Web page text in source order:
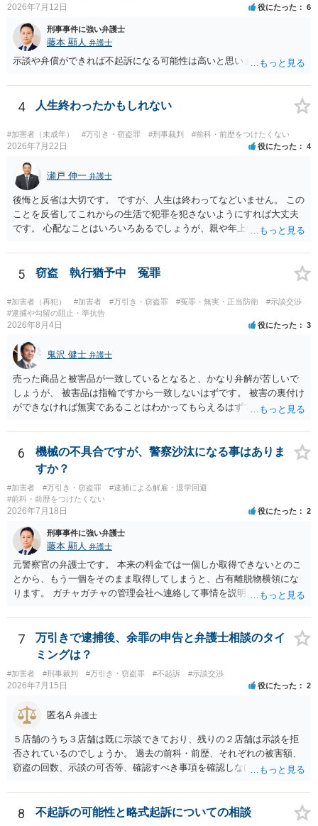
で、私見ですが、執行猶予判決を視野に入れることが可能な事案と思
われます。 上記、一つの意見として参考ください。
2026年7月12日 役にたった 6
刑事事件に強い弁護士
藤本 顯人 弁護士
示談や弁償ができれば不起訴になる可能性は高いと思います。
4 人生終わったかもしれない
#加害者（未成年） #万引き・窃盗罪 #刑事裁判 #前科・前歴をつけたくない
2026年7月22日 役にたった 4
瀬戸 伸一 弁護士
後悔と反省は大切です。 ですが、人生は終わってなどいません。 この
ことを反省してこれからの生活で犯罪を犯さないようにすれば大丈夫
です。 心配なことはいろいろあるでしょうが、親や年上の兄弟や信頼
す。
5 窃盗 執行猶予中 冤罪
#加害者（再犯） #加害者 #万引き・窃盗罪 #冤罪・無実・正当防衛
#示談交渉
#逮捕や勾留の阻止・準抗告
2026年8月4日 役にたった 3
鬼沢 健士 弁護士
売った商品と被害品が一致しているとなると、かなり弁解が苦しいで
しょうが、 被害品は指輪ですから一致しないはずです。 被害の裏付け
ができなければ無実であることはわかってもらえるはずです。
6
機械の不具合ですが、警察沙汰になる事はありま
すか？
#加害者 #万引き・窃盗罪
#逮捕による解雇・退学回避
#前科・前歴をつけたくない
2026年7月18日 役にたった 2
刑事事件に強い弁護士
藤本 顯人 弁護士
元警察官の弁護士です。 本来の料金では一個しか取得できないとのこ
とから、もう一個をそのまま取得してしまうと、占有離脱物横領にな
ります。 ガチャガチャの管理会社へ連絡して事情を説明して一個返還
あるいは管理会社がお金は不要かつ返還不要との申し出があれば取得
しても問題ありません。
7
万引きで逮捕後、余罪の申告と弁護士相談のタイ
ミングは？
#加害者 #刑事裁判 #万引き・窃盗罪 #不起訴 #示談交渉
2026年7月15日 役にたった 2
匿名A 弁護士
５店舗のうち３店舗は既に示談できており、残りの２店舗は示談を拒
否されているのでしょうか。 過去の前科・前歴、それぞれの被害額、
窃盗の回数、示談の可否等、確認すべき事項を確認しなければ刑罰の
いいと思います。
8 不起訴の可能性と略式起訴についての相談